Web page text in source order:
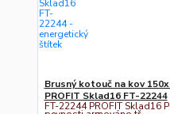
Brusný kotouč na kov
PROFIT Sklad16 FT-22244
FT-22244 PROFIT Sklad16